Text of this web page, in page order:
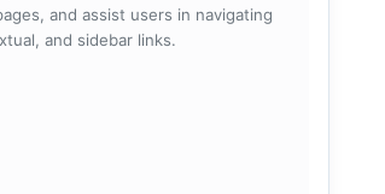
and assist users in navigating
and sidebar links.